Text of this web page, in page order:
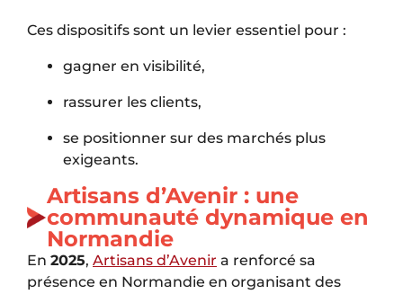
Ces dispositifs sont un levier essentiel pour :
gagner en visibilité,
rassurer les clients,
se positionner sur des marchés plus
exigeants.
Artisans d’Avenir : une
communauté dynamique en
Normandie
En 2025, Artisans d’Avenir a renforcé sa
présence en Normandie en organisant des